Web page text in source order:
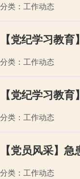
分类：工作动态
【党纪学习教
分类：工作动态
【党纪学习教
分类：工作动态
【党员风采】
分类：工作动态